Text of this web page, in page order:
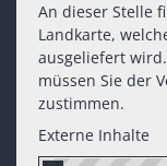
An dieser Stelle
Landkarte,
ausgeliefert
müssen Sie der
zustimmen.
Externe Inhalte